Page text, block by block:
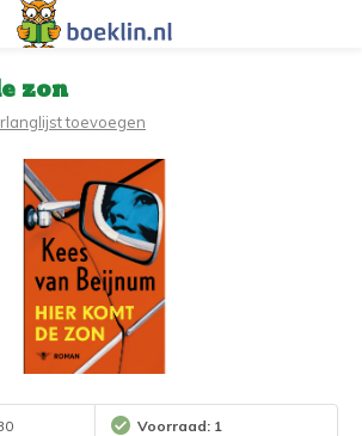
zon
toevoegen
Voorraad: 1